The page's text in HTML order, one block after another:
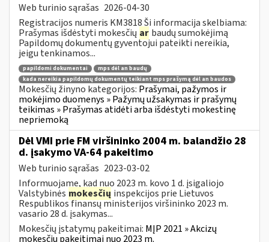
Web turinio sąrašas 2026-04-30
Registracijos numeris KM3818 Ši informacija skelbiama:
Prašymas išdėstyti mokesčių ar baudų sumokėjimą
Papildomų dokumentų gyventojui pateikti nereikia,
jeigu tenkinamos...
papildomi dokumentai
mps dėl an baudų
kada nereikia papildomų dokumentų teikiant mps prašymą dėl an baudos
Mokesčių žinyno kategorijos: Prašymai, pažymos ir
mokėjimo duomenys » Pažymų užsakymas ir prašymų
teikimas » Prašymas atidėti arba išdėstyti mokestinę
nepriemoką
Dėl VMI prie FM viršininko 2004 m. balandžio 28
d. įsakymo VA-64 pakeitimo
Web turinio sąrašas 2023-03-02
Informuojame, kad nuo 2023 m. kovo 1 d. įsigaliojo
Valstybinės mokesčių inspekcijos prie Lietuvos
Respublikos finansų ministerijos viršininko 2023 m.
vasario 28 d. įsakymas...
Mokesčių įstatymų pakeitimai: MĮP 2021 » Akcizų
mokesčių pakeitimai nuo 2023 m.